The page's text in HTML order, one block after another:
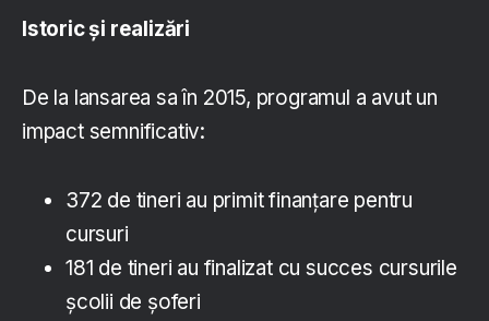
Istoric și realizări
De la lansarea sa în 2015, programul a avut un
impact semnificativ:
372 de tineri au primit finanțare pentru
cursuri
181 de tineri au finalizat cu succes cursurile
școlii de șoferi